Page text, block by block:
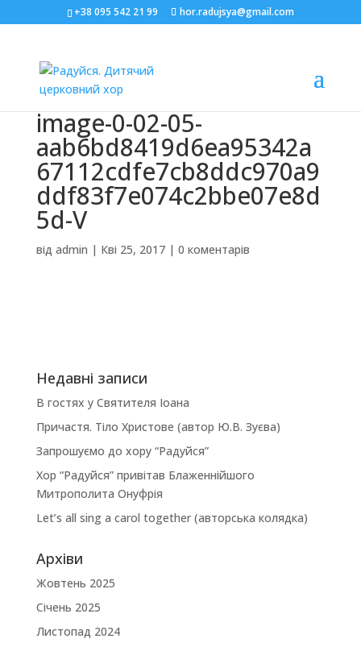
+38 095 542 21 99 hor.radujsya@gmail.com
image-0-02-05-
aab6bd8419d6ea95342a
67112cdfe7cb8ddc970a9
ddf83f7e074c2bbe07e8d
5d-V
від admin | Кві 25, 2017| 0 коментарів
Недавні записи
В гостях у Святителя Іоана
Причастя. Тіло Христове (автор Ю.В. Зуєва)
Запрошуємо до хору “Радуйся”
Хор “Радуйся” привітав Блаженнійшого
Митрополита Онуфрія
Let’s all sing a carol together (авторська колядка)
Архіви
Жовтень 2025
Січень 2025
Листопад 2024